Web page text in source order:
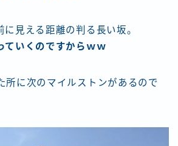
に見える距離の判る長い坂。
ていくのですからｗｗ
所に次のマイルストンがあるので